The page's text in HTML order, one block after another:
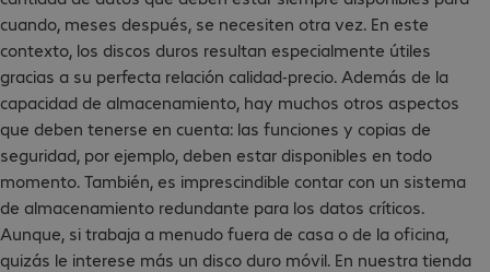
cuando, meses después, se necesiten otra vez. En este
contexto, los discos duros resultan especialmente útiles
gracias a su perfecta relación calidad-precio. Además de la
capacidad de almacenamiento, hay muchos otros aspectos
que deben tenerse en cuenta: las funciones y copias de
seguridad, por ejemplo, deben estar disponibles en todo
momento. También, es imprescindible contar con un sistema
de almacenamiento redundante para los datos críticos.
Aunque, si trabaja a menudo fuera de casa o de la oficina,
quizás le interese más un disco duro móvil. En nuestra tienda